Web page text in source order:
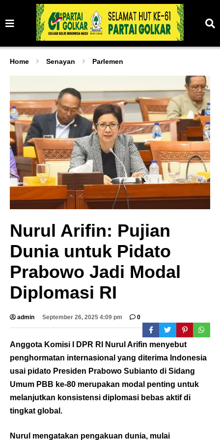
Home Senayan Parlemen
Nurul Arifin: Pujian
Dunia untuk Pidato
Prabowo Jadi Modal
Diplomasi RI
admin September 26, 2025 4:09 pm 0
Anggota Komisi I DPR RI Nurul Arifin menyebut
penghormatan internasional yang diterima Indonesia
usai pidato Presiden Prabowo Subianto di Sidang
Umum PBB ke-80 merupakan modal penting untuk
melanjutkan konsistensi diplomasi bebas aktif di
tingkat global.
Nurul mengatakan pengakuan dunia, mulai